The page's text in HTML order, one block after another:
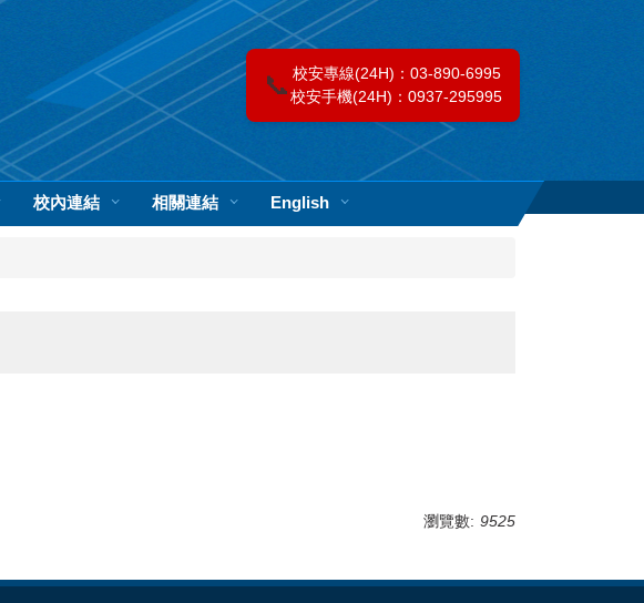
📞 校安專線(24H)：03-890-6995
校安手機(24H)：0937-295995
校內連結 相關連結 English
瀏覽數: 9525